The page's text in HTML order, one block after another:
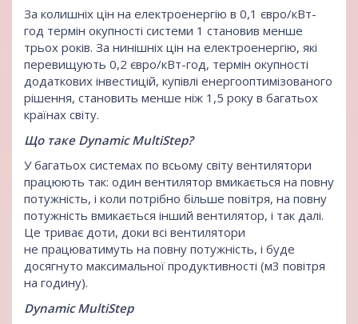
За колишніх цін на електроенергію в 0,1 євро/кВт-
год термін окупності системи 1 становив менше
трьох років. За нинішніх цін на електроенергію, які
перевищують 0,2 євро/кВт-год, термін окупності
додаткових інвестицій, купівлі енергооптимізованого
рішення, становить менше ніж 1,5 року в багатьох
країнах світу.
Що таке Dynamic MultiStep?
У багатьох системах по всьому світу вентилятори
працюють так: один вентилятор вмикається на повну
потужність, і коли потрібно більше повітря, на повну
потужність вмикається інший вентилятор, і так далі.
Це триває доти, доки всі вентилятори
не працюватимуть на повну потужність, і буде
досягнуто максимальної продуктивності (м3 повітря
на годину).
Dynamic MultiStep